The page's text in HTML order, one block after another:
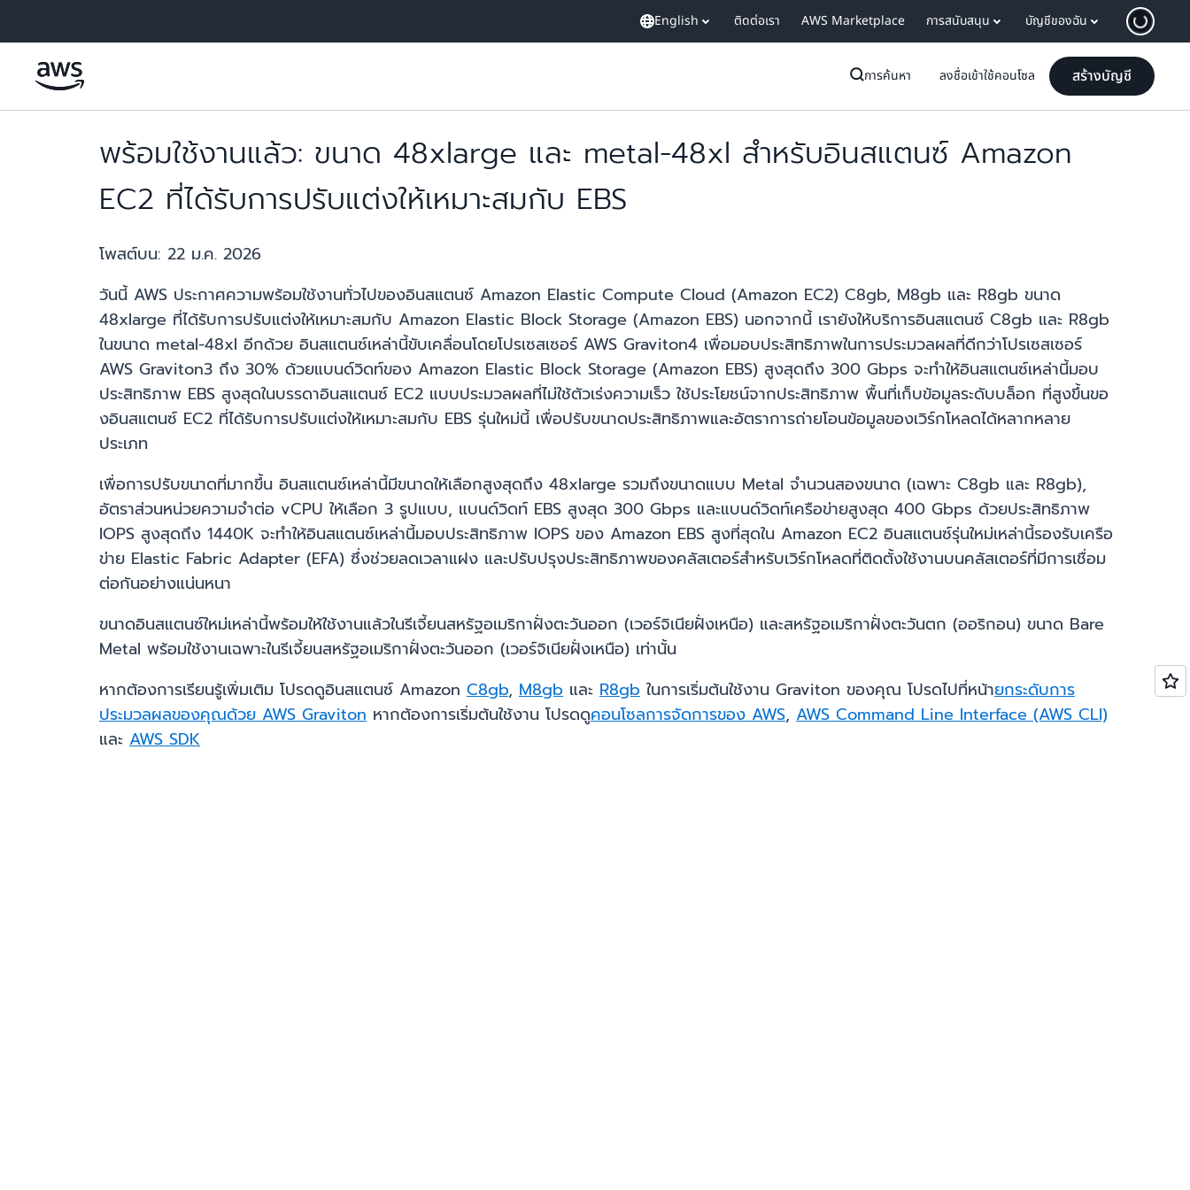
English ติดต่อเรา AWS Marketplace การสนับสนุน บัญชีของฉัน
การค้นหา ลงชื่อเข้าใช้คอนโซล สร้างบัญชี
พร้อมใช้งานแล้ว: ขนาด 48xlarge และ metal-48xl สำหรับอินสแตนซ์ Amazon
EC2 ที่ได้รับการปรับแต่งให้เหมาะสมกับ EBS
โพสต์บน: 22 ม.ค. 2026
วันนี้ AWS ประกาศความพร้อมใช้งานทั่วไปของอินสแตนซ์ Amazon Elastic Compute Cloud (Amazon EC2) C8gb, M8gb และ R8gb ขนาด
48xlarge ที่ได้รับการปรับแต่งให้เหมาะสมกับ Amazon Elastic Block Storage (Amazon EBS) นอกจากนี้ เรายังให้บริการอินสแตนซ์ C8gb และ R8gb
ในขนาด metal-48xl อีกด้วย อินสแตนซ์เหล่านี้ขับเคลื่อนโดยโปรเซสเซอร์ AWS Graviton4 เพื่อมอบประสิทธิภาพในการประมวลผลที่ดีกว่าโปรเซสเซอร์
AWS Graviton3 ถึง 30% ด้วยแบนด์วิดท์ของ Amazon Elastic Block Storage (Amazon EBS) สูงสุดถึง 300 Gbps จะทำให้อินสแตนซ์เหล่านี้มอบ
ประสิทธิภาพ EBS สูงสุดในบรรดาอินสแตนซ์ EC2 แบบประมวลผลที่ไม่ใช้ตัวเร่งความเร็ว ใช้ประโยชน์จากประสิทธิภาพ พื้นที่เก็บข้อมูลระดับบล็อก ที่สูงขึ้นขอ
งอินสแตนซ์ EC2 ที่ได้รับการปรับแต่งให้เหมาะสมกับ EBS รุ่นใหม่นี้ เพื่อปรับขนาดประสิทธิภาพและอัตราการถ่ายโอนข้อมูลของเวิร์กโหลดได้หลากหลาย
ประเภท
เพื่อการปรับขนาดที่มากขึ้น อินสแตนซ์เหล่านี้มีขนาดให้เลือกสูงสุดถึง 48xlarge รวมถึงขนาดแบบ Metal จำนวนสองขนาด (เฉพาะ C8gb และ R8gb),
อัตราส่วนหน่วยความจำต่อ vCPU ให้เลือก 3 รูปแบบ, แบนด์วิดท์ EBS สูงสุด 300 Gbps และแบนด์วิดท์เครือข่ายสูงสุด 400 Gbps ด้วยประสิทธิภาพ
IOPS สูงสุดถึง 1440K จะทำให้อินสแตนซ์เหล่านี้มอบประสิทธิภาพ IOPS ของ Amazon EBS สูงที่สุดใน Amazon EC2 อินสแตนซ์รุ่นใหม่เหล่านี้รองรับเครือ
ข่าย Elastic Fabric Adapter (EFA) ซึ่งช่วยลดเวลาแฝง และปรับปรุงประสิทธิภาพของคลัสเตอร์สำหรับเวิร์กโหลดที่ติดตั้งใช้งานบนคลัสเตอร์ที่มีการเชื่อม
ต่อกันอย่างแน่นหนา
ขนาดอินสแตนซ์ใหม่เหล่านี้พร้อมให้ใช้งานแล้วในรีเจี้ยนสหรัฐอเมริกาฝั่งตะวันออก (เวอร์จิเนียฝั่งเหนือ) และสหรัฐอเมริกาฝั่งตะวันตก (ออริกอน) ขนาด Bare
Metal พร้อมใช้งานเฉพาะในรีเจี้ยนสหรัฐอเมริกาฝั่งตะวันออก (เวอร์จิเนียฝั่งเหนือ) เท่านั้น
หากต้องการเรียนรู้เพิ่มเติม โปรดดูอินสแตนซ์ Amazon C8gb, M8gb และ R8gb ในการเริ่มต้นใช้งาน Graviton ของคุณ โปรดไปที่หน้ายกระดับการ
ประมวลผลของคุณด้วย AWS Graviton หากต้องการเริ่มต้นใช้งาน โปรดดูคอนโซลการจัดการของ AWS, AWS Command Line Interface (AWS CLI)
และ AWS SDK